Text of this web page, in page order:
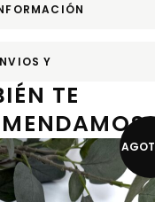
Y
TE